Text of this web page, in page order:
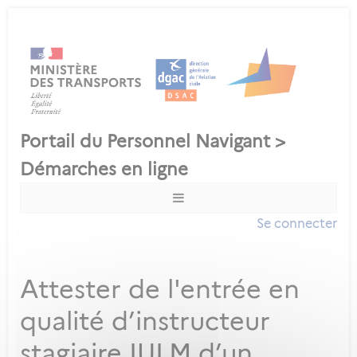
Se connecter
Attester de l'entrée en
qualité d’instructeur